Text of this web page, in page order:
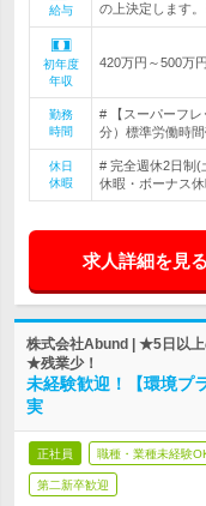
給与
の上決定します
初年度
年収
420万円～500万円
勤務
時間
# 【スーパーフ
分）標準労働時
休日
休暇
# 完全週休2日制(
休暇・ボーナス
求人詳細を見る
株式会社Abund | ★5日以
★残業少！
未経験歓迎！【環境プ
実
正社員 職種・業種未経験
第二新卒歓迎